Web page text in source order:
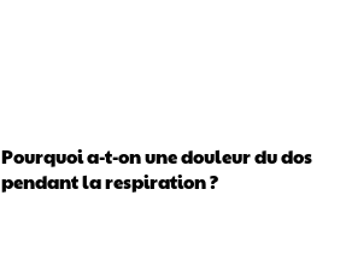
Pourquoi a-t-on une douleur du dos
pendant la respiration ?